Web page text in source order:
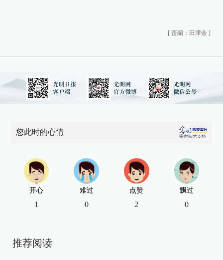
[ 责编：田津金 ]
您此时的心情
开心
1
难过
0
点赞
2
飘过
0
推荐阅读